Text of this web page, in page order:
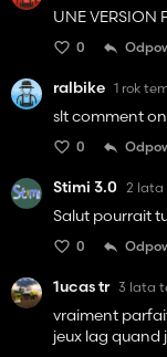
UNE VERSION
0
ralbike 1 rok
slt comment
0
Stimi 3.0 2 lata
Salut pourrait
0
1ucas tr 3 lata
vraiment
jeux lag quand